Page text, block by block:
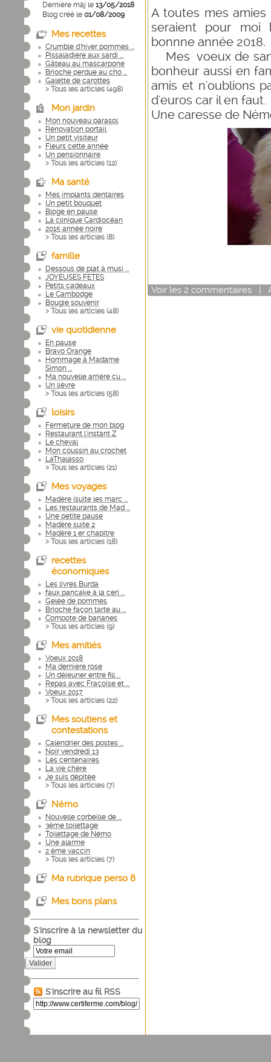
Dernière màj le 13/05/2018
Blog créé le 01/08/2009
Mes recettes
Crumble d'hiver pommes ...
Pissaladière aux sardi ...
Gâteau au mascarpone
Brioche perdue au cho ...
Galette de carottes
> Tous les articles (498)
Mon jardin
Mon nouveau parasol
Rénovation portail
Un petit visiteur
Fleurs cette année
Un pensionnaire
> Tous les articles (12)
Ma santé
Mes implants dentaires
Un petit bouquet
Bloge en pause
La clinique Cardiocéan
2015 année noire
> Tous les articles (8)
famille
Dessous de plat à musi ...
JOYEUSES FETES
Petits cadeaux
Le Cambodge
Bougie souvenir
> Tous les articles (48)
vie quotidienne
En pause
Bravo Orange
Hommage à Madame
Simon ...
Ma nouvelle arrière cu ...
Un lièvre
> Tous les articles (58)
loisirs
Fermeture de mon blog
Restaurant l'instant Z
Le cheval
Mon coussin au crochet
LaThalasso
> Tous les articles (21)
Mes voyages
Madère (suite les marc ...
Les restaurants de Mad ...
Une petite pause
Madère suite 2
Madère 1 er chapitre
> Tous les articles (18)
recettes
économiques
Les livres Burda
faux pancake à la ceri ...
Gelée de pommes
Brioche façon tarte au ...
Compote de bananes
> Tous les articles (9)
Mes amitiés
Voeux 2018
Ma dernière rose
Un déjeuner entre fill ...
Repas avec Fraçoise et ...
Voeux 2017
> Tous les articles (22)
Mes soutiens et
contestations
Calendrier des postes ...
Noir vendredi 13
Les centenaires
La vie chère
Je suis dépitée
> Tous les articles (7)
Némo
Nouvelle corbeille de ...
3ème toilettage
Toilettage de Némo
Une alarme
2 ème vaccin
> Tous les articles (7)
Ma rubrique perso 8
Mes bons plans
S'inscrire à la newsletter du
blog
Valider
S'inscrire au fil RSS
A toutes mes
seraient pour moi
bonnne année 2018.
Mes voeux de
bonheur aussi en
amis et n'oublions
d'euros car il en faut
Une caresse de
Voir les 2 commentaires |